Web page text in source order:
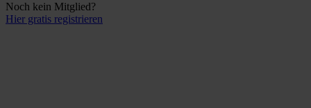
Noch kein Mitglied?
Hier gratis registrieren